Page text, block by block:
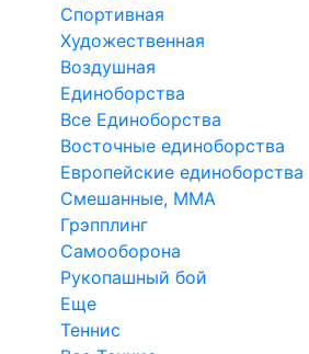
Спортивная
Художественная
Воздушная
Единоборства
Все Единоборства
Восточные единоборства
Европейские единоборства
Смешанные, ММА
Грэпплинг
Самооборона
Рукопашный бой
Еще
Теннис